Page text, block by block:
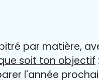
par matière,
soit ton objectif :
l'année